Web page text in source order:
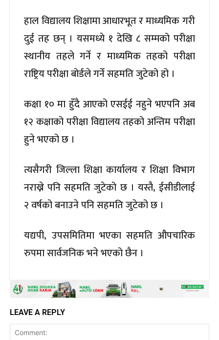
हाल विद्यालय शिक्षामा आधारभूत र माध्यमिक गरी
दुई तह छन् । यसमध्ये १ देखि ८ सम्मको परीक्षा
स्थानीय तहले गर्ने र माध्यमिक तहको परीक्षा
राष्ट्रिय परीक्षा बोर्डले गर्ने सहमति जुटेको हो ।
कक्षा १० मा हुँदै आएको एसईई नहुने भएपनि अब
१२ कक्षाको परीक्षा विद्यालय तहको अन्तिम परीक्षा
हुने भएको छ ।
त्यसैगरी जिल्ला शिक्षा कार्यालय र शिक्षा विभाग
नराख्ने पनि सहमति जुटेको छ । यस्तै, ईसीडीलाई
२ वर्षको बनाउने पनि सहमति जुटेको छ ।
यद्यपी, उपसमितिमा भएका सहमति औपचारिक
रुपमा सार्वजनिक भने भएको छैन ।
LEAVE A REPLY